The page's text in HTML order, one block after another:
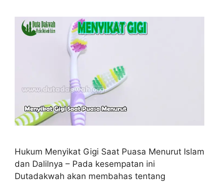
Hukum Menyikat Gigi Saat Puasa Menurut Islam
dan Dalilnya – Pada kesempatan ini
Dutadakwah akan membahas tentang